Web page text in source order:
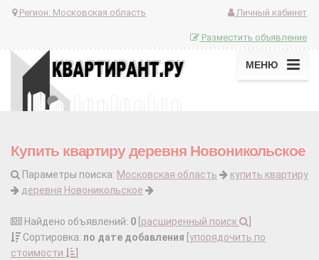
Регион: Московская область Личный кабинет
Разместить объявление
МЕНЮ
Купить квартиру деревня Новоникольское
Параметры поиска: Московская область
купить квартиру
деревня Новоникольское
Найдено объявлений: 0 расширенный поиск
Сортировка: по дате добавления упорядочить по
стоимости